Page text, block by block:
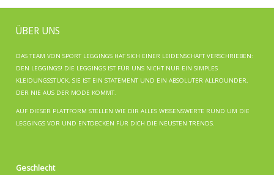
ÜBER UNS
DAS TEAM VON SPORT LEGGINGS HAT SICH EINER LEIDENSCHAFT VERSCHRIEBEN:
DEN LEGGINGS! DIE LEGGINGS IST FÜR UNS NICHT NUR EIN SIMPLES
KLEIDUNGSSTÜCK, SIE IST EIN STATEMENT UND EIN ABSOLUTER ALLROUNDER,
DER NIE AUS DER MODE KOMMT.
AUF DIESER PLATTFORM STELLEN WIE DIR ALLES WISSENSWERTE RUND UM DIE
LEGGINGS VOR UND ENTDECKEN FÜR DICH DIE NEUSTEN TRENDS.
Geschlecht